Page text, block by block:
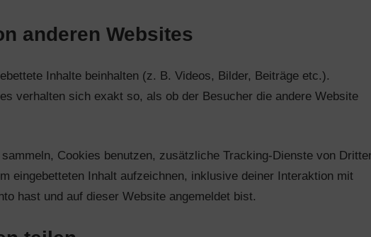
anderen Websites
Inhalte beinhalten (z. B. Videos, Bilder, Beiträge etc.).
verhalten sich exakt so, als ob der Besucher die andere Website
Cookies benutzen, zusätzliche Tracking-Dienste von
eingebetteten Inhalt aufzeichnen, inklusive deiner Interaktion mit
hast und auf dieser Website angemeldet bist.